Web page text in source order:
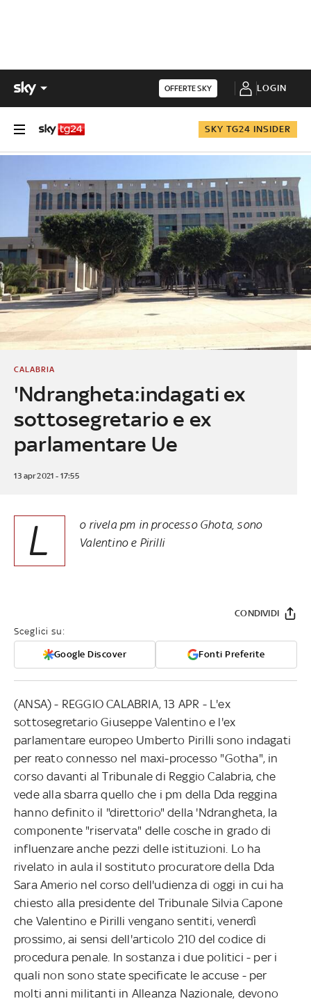
OFFERTE SKY LOGIN
SKY TG24 INSIDER
'Ndrangheta:indagati ex
sottosegretario e ex
parlamentare Ue
CALABRIA
13 apr 2021 - 17:55
L
o rivela pm in processo Ghota, sono
Valentino e Pirilli
Sceglici su:
Google Discover Fonti Preferite
CONDIVIDI
(ANSA) - REGGIO CALABRIA, 13 APR - L'ex
sottosegretario Giuseppe Valentino e l'ex
parlamentare europeo Umberto Pirilli sono indagati
per reato connesso nel maxi-processo "Gotha", in
corso davanti al Tribunale di Reggio Calabria, che
vede alla sbarra quello che i pm della Dda reggina
hanno definito il "direttorio" della 'Ndrangheta, la
componente "riservata" delle cosche in grado di
influenzare anche pezzi delle istituzioni. Lo ha
rivelato in aula il sostituto procuratore della Dda
Sara Amerio nel corso dell'udienza di oggi in cui ha
chiesto alla presidente del Tribunale Silvia Capone
che Valentino e Pirilli vengano sentiti, venerdì
prossimo, ai sensi dell'articolo 210 del codice di
procedura penale. In sostanza i due politici - per i
quali non sono state specificate le accuse - per
molti anni militanti in Alleanza Nazionale, devono